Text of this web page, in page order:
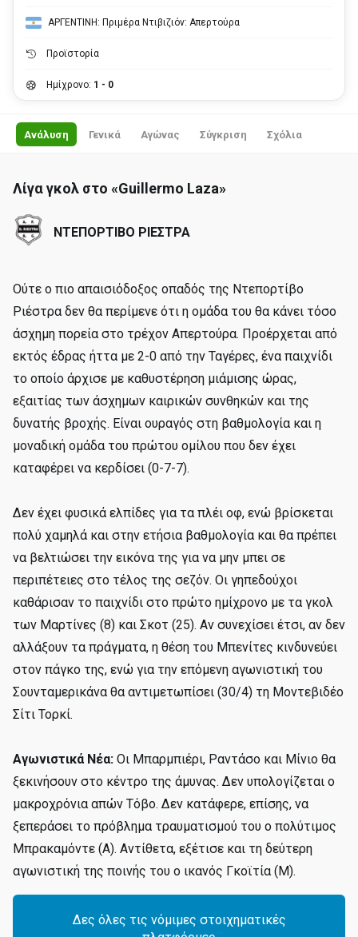
ΑΡΓΕΝΤΙΝΗ: Πριμέρα Ντιβιζιόν: Απερτούρα
Προϊστορία
Ημίχρονο: 1 - 0
Ανάλυση Γενικά Αγώνας Σύγκριση Σχόλια
Λίγα γκολ στο «Guillermo Laza»
ΝΤΕΠΟΡΤΙΒΟ ΡΙΕΣΤΡΑ
Oύτε ο πιο απαισιόδοξος οπαδός της Ντεπορτίβο
Ριέστρα δεν θα περίμενε ότι η ομάδα του θα κάνει τόσο
άσχημη πορεία στο τρέχον Απερτούρα. Προέρχεται από
εκτός έδρας ήττα με 2-0 από την Ταγέρες, ένα παιχνίδι
το οποίο άρχισε με καθυστέρηση μιάμισης ώρας,
εξαιτίας των άσχημων καιρικών συνθηκών και της
δυνατής βροχής. Είναι ουραγός στη βαθμολογία και η
μοναδική ομάδα του πρώτου ομίλου που δεν έχει
καταφέρει να κερδίσει (0-7-7).
Δεν έχει φυσικά ελπίδες για τα πλέι οφ, ενώ βρίσκεται
πολύ χαμηλά και στην ετήσια βαθμολογία και θα πρέπει
να βελτιώσει την εικόνα της για να μην μπει σε
περιπέτειες στο τέλος της σεζόν. Οι γηπεδούχοι
καθάρισαν το παιχνίδι στο πρώτο ημίχρονο με τα γκολ
των Μαρτίνες (8) και Σκοτ (25). Αν συνεχίσει έτσι, αν δεν
αλλάξουν τα πράγματα, η θέση του Μπενίτες κινδυνεύει
στον πάγκο της, ενώ για την επόμενη αγωνιστική του
Σουνταμερικάνα θα αντιμετωπίσει (30/4) τη Μοντεβιδέο
Σίτι Τορκί.
Αγωνιστικά Νέα: Οι Μπαρμπιέρι, Ραντάσο και Μίνιο θα
ξεκινήσουν στο κέντρο της άμυνας. Δεν υπολογίζεται ο
μακροχρόνια απών Τόβο. Δεν κατάφερε, επίσης, να
ξεπεράσει το πρόβλημα τραυματισμού του ο πολύτιμος
Μπρακαμόντε (Α). Αντίθετα, εξέτισε και τη δεύτερη
αγωνιστική της ποινής του ο ικανός Γκοϊτία (Μ).
Δες όλες τις νόμιμες στοιχηματικές